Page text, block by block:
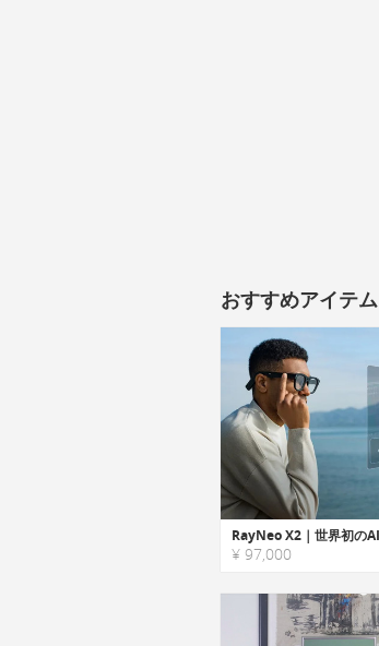
おすすめアイテム
¥ 97,000